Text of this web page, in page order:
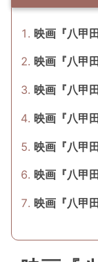
映画『八甲
映画『八甲
映画『八甲
映画『八甲
映画『八甲
映画『八甲
映画『八甲